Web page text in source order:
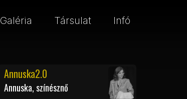
Galéria Társulat Infó
Annuska2.0
Annuska, színésznő